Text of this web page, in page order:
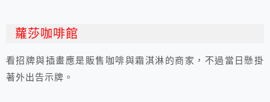
蘿莎咖啡館
看招牌與插畫應是販售咖啡與霜淇淋的商家，不過當日懸掛
著外出告示牌。